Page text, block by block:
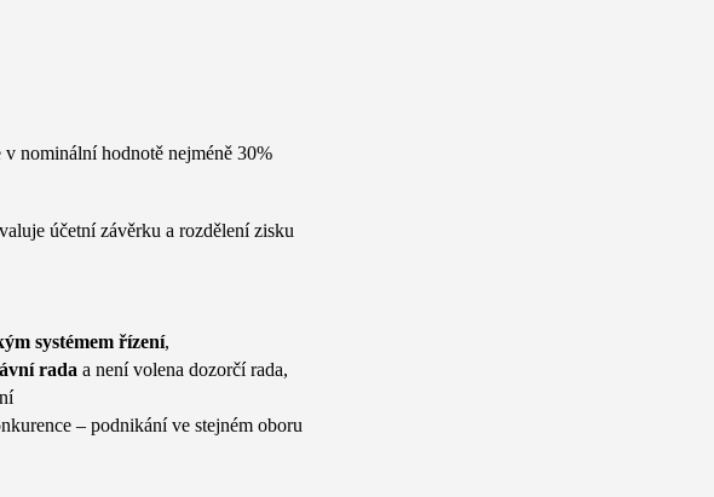
nominální hodnotě nejméně 30%
účetní závěrku a rozdělení zisku
systémem řízení,
rada a není volena dozorčí rada,
– podnikání ve stejném oboru